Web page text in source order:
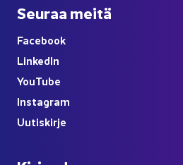
Seu­raa meitä
Face­book
Lin­ke­dIn
YouTube
Ins­ta­gram
Uu­tis­kir­je